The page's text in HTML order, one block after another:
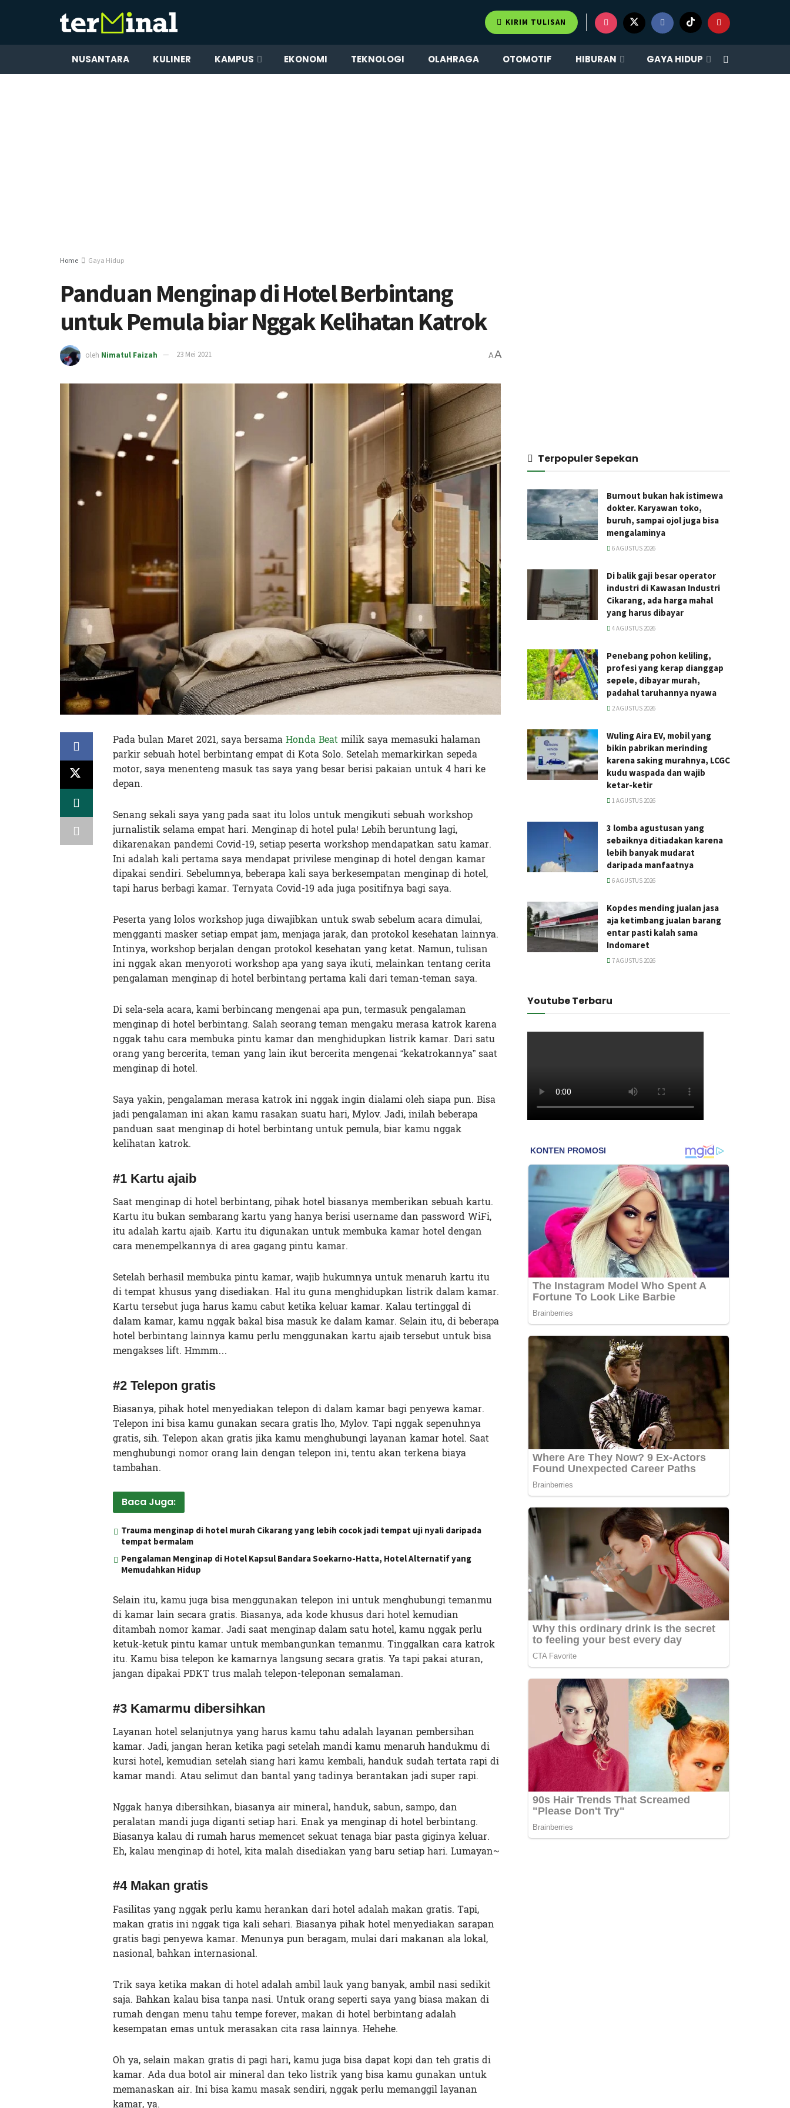
KIRIM TULISAN
NUSANTARA KULINER KAMPUS EKONOMI TEKNOLOGI OLAHRAGA OTOMOTIF HIBURAN GAYA HIDUP
Home Gaya Hidup
Panduan Menginap di Hotel Berbintang
untuk Pemula biar Nggak Kelihatan Katrok
oleh Nimatul Faizah 23 Mei 2021 AA
Pada bulan Maret 2021, saya bersamaHonda Beatmilik saya memasuki halaman
parkir sebuah hotel berbintang empat di Kota Solo. Setelah memarkirkan sepeda
motor, saya menenteng masuk tas saya yang besar berisi pakaian untuk 4 hari ke
depan.
Senang sekali saya yang pada saat itu lolos untuk mengikuti sebuah workshop
jurnalistik selama empat hari. Menginap di hotel pula! Lebih beruntung lagi,
dikarenakan pandemi Covid-19, setiap peserta workshop mendapatkan satu kamar.
Ini adalah kali pertama saya mendapat privilese menginap di hotel dengan kamar
dipakai sendiri. Sebelumnya, beberapa kali saya berkesempatan menginap di hotel,
tapi harus berbagi kamar. Ternyata Covid-19 ada juga positifnya bagi saya.
Peserta yang lolos workshop juga diwajibkan untuk swab sebelum acara dimulai,
mengganti masker setiap empat jam, menjaga jarak, dan protokol kesehatan lainnya.
Intinya, workshop berjalan dengan protokol kesehatan yang ketat. Namun, tulisan
ini nggak akan menyoroti workshop apa yang saya ikuti, melainkan tentang cerita
pengalaman menginap di hotel berbintang pertama kali dari teman-teman saya.
Di sela-sela acara, kami berbincang mengenai apa pun, termasuk pengalaman
menginap di hotel berbintang. Salah seorang teman mengaku merasa katrok karena
nggak tahu cara membuka pintu kamar dan menghidupkan listrik kamar. Dari satu
orang yang bercerita, teman yang lain ikut bercerita mengenai “kekatrokannya” saat
menginap di hotel.
Saya yakin, pengalaman merasa katrok ini nggak ingin dialami oleh siapa pun. Bisa
jadi pengalaman ini akan kamu rasakan suatu hari, Mylov. Jadi, inilah beberapa
panduan saat menginap di hotel berbintang untuk pemula, biar kamu nggak
kelihatan katrok.
#1 Kartu ajaib
Saat menginap di hotel berbintang, pihak hotel biasanya memberikan sebuah kartu.
Kartu itu bukan sembarang kartu yang hanya berisi username dan password WiFi,
itu adalah kartu ajaib. Kartu itu digunakan untuk membuka kamar hotel dengan
cara menempelkannya di area gagang pintu kamar.
Setelah berhasil membuka pintu kamar, wajib hukumnya untuk menaruh kartu itu
di tempat khusus yang disediakan. Hal itu guna menghidupkan listrik dalam kamar.
Kartu tersebut juga harus kamu cabut ketika keluar kamar. Kalau tertinggal di
dalam kamar, kamu nggak bakal bisa masuk ke dalam kamar. Selain itu, di beberapa
hotel berbintang lainnya kamu perlu menggunakan kartu ajaib tersebut untuk bisa
mengakses lift. Hmmm…
#2 Telepon gratis
Biasanya, pihak hotel menyediakan telepon di dalam kamar bagi penyewa kamar.
Telepon ini bisa kamu gunakan secara gratis lho, Mylov. Tapi nggak sepenuhnya
gratis, sih. Telepon akan gratis jika kamu menghubungi layanan kamar hotel. Saat
menghubungi nomor orang lain dengan telepon ini, tentu akan terkena biaya
tambahan.
Baca Juga:
Trauma menginap di hotel murah Cikarang yang lebih cocok jadi tempat uji nyali daripada
tempat bermalam
Pengalaman Menginap di Hotel Kapsul Bandara Soekarno-Hatta, Hotel Alternatif yang
Memudahkan Hidup
Selain itu, kamu juga bisa menggunakan telepon ini untuk menghubungi temanmu
di kamar lain secara gratis. Biasanya, ada kode khusus dari hotel kemudian
ditambah nomor kamar. Jadi saat menginap dalam satu hotel, kamu nggak perlu
ketuk-ketuk pintu kamar untuk membangunkan temanmu. Tinggalkan cara katrok
itu. Kamu bisa telepon ke kamarnya langsung secara gratis. Ya tapi pakai aturan,
jangan dipakai PDKT trus malah telepon-teleponan semalaman.
#3 Kamarmu dibersihkan
Layanan hotel selanjutnya yang harus kamu tahu adalah layanan pembersihan
kamar. Jadi, jangan heran ketika pagi setelah mandi kamu menaruh handukmu di
kursi hotel, kemudian setelah siang hari kamu kembali, handuk sudah tertata rapi di
kamar mandi. Atau selimut dan bantal yang tadinya berantakan jadi super rapi.
Nggak hanya dibersihkan, biasanya air mineral, handuk, sabun, sampo, dan
peralatan mandi juga diganti setiap hari. Enak ya menginap di hotel berbintang.
Biasanya kalau di rumah harus memencet sekuat tenaga biar pasta giginya keluar.
Eh, kalau menginap di hotel, kita malah disediakan yang baru setiap hari. Lumayan~
#4 Makan gratis
Fasilitas yang nggak perlu kamu herankan dari hotel adalah makan gratis. Tapi,
makan gratis ini nggak tiga kali sehari. Biasanya pihak hotel menyediakan sarapan
gratis bagi penyewa kamar. Menunya pun beragam, mulai dari makanan ala lokal,
nasional, bahkan internasional.
Trik saya ketika makan di hotel adalah ambil lauk yang banyak, ambil nasi sedikit
saja. Bahkan kalau bisa tanpa nasi. Untuk orang seperti saya yang biasa makan di
rumah dengan menu tahu tempe forever, makan di hotel berbintang adalah
kesempatan emas untuk merasakan cita rasa lainnya. Hehehe.
Oh ya, selain makan gratis di pagi hari, kamu juga bisa dapat kopi dan teh gratis di
kamar. Ada dua botol air mineral dan teko listrik yang bisa kamu gunakan untuk
memanaskan air. Ini bisa kamu masak sendiri, nggak perlu memanggil layanan
kamar, ya.
Terpopuler Sepekan
Burnout bukan hak istimewa
dokter. Karyawan toko,
buruh, sampai ojol juga bisa
mengalaminya
6 AGUSTUS 2026
Di balik gaji besar operator
industri di Kawasan Industri
Cikarang, ada harga mahal
yang harus dibayar
4 AGUSTUS 2026
Penebang pohon keliling,
profesi yang kerap dianggap
sepele, dibayar murah,
padahal taruhannya nyawa
2 AGUSTUS 2026
Wuling Aira EV, mobil yang
bikin pabrikan merinding
karena saking murahnya, LCGC
kudu waspada dan wajib
ketar-ketir
1 AGUSTUS 2026
3 lomba agustusan yang
sebaiknya ditiadakan karena
lebih banyak mudarat
daripada manfaatnya
6 AGUSTUS 2026
Kopdes mending jualan jasa
aja ketimbang jualan barang
entar pasti kalah sama
Indomaret
7 AGUSTUS 2026
Youtube Terbaru